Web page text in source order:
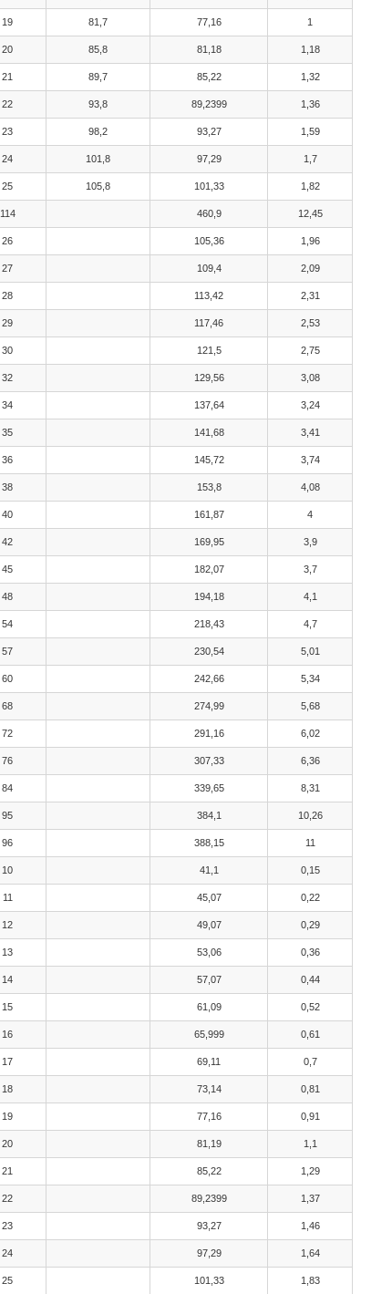
19 81,7 77,16 1
20 85,8 81,18 1,18
21 89,7 85,22 1,32
22 93,8 89,2399 1,36
23 98,2 93,27 1,59
24 101,8 97,29 1,7
25 105,8 101,33 1,82
114 460,9 12,45
26 105,36 1,96
27 109,4 2,09
28 113,42 2,31
29 117,46 2,53
30 121,5 2,75
32 129,56 3,08
34 137,64 3,24
35 141,68 3,41
36 145,72 3,74
38 153,8 4,08
40 161,87 4
42 169,95 3,9
45 182,07 3,7
48 194,18 4,1
54 218,43 4,7
57 230,54 5,01
60 242,66 5,34
68 274,99 5,68
72 291,16 6,02
76 307,33 6,36
84 339,65 8,31
95 384,1 10,26
96 388,15 11
10 41,1 0,15
11 45,07 0,22
12 49,07 0,29
13 53,06 0,36
14 57,07 0,44
15 61,09 0,52
16 65,999 0,61
17 69,11 0,7
18 73,14 0,81
19 77,16 0,91
20 81,19 1,1
21 85,22 1,29
22 89,2399 1,37
23 93,27 1,46
24 97,29 1,64
25 101,33 1,83